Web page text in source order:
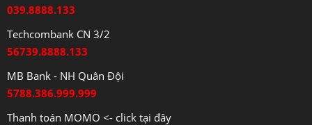
039.8888.133
Techcombank CN 3/2
56739.8888.133
MB Bank - NH Quân Đội
5788.386.999.999
Thanh toán MOMO <- click tại đây